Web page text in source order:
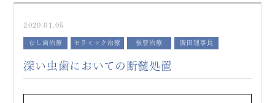
2020.01.05
むし歯治療 セラミック治療 根管治療 廣田理事長
深い虫歯においての断髄処置